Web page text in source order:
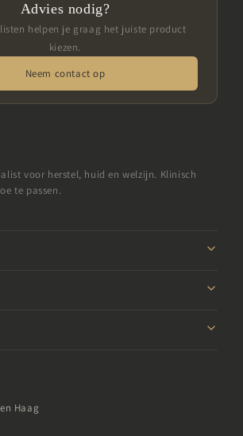
Advies nodig?
helpen je graag het juiste product
kiezen.
Neem contact op
voor herstel, huid en welzijn. Klinisch
te passen.
Haag